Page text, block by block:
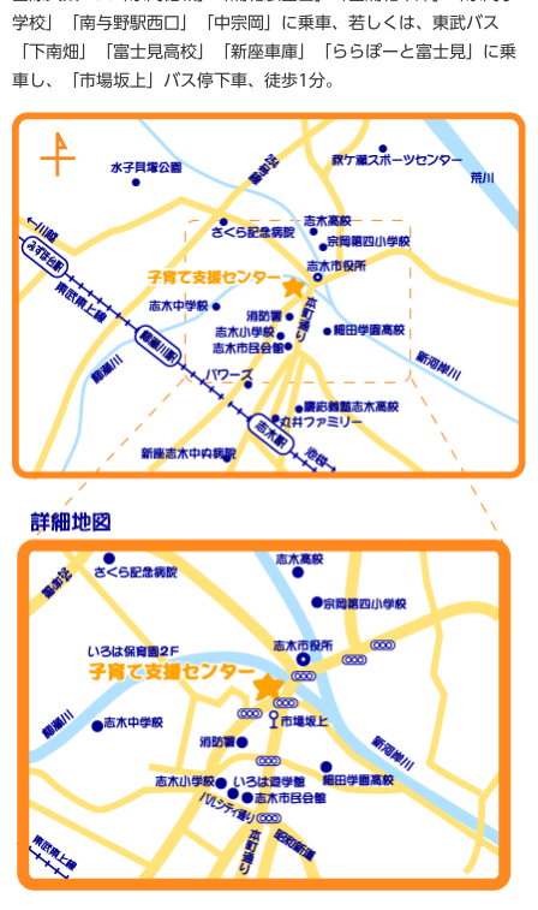
学校」「南与野駅西口」「中宗岡」に乗車、若しくは、東武バス
「下南畑」「富士見高校」「新座車庫」「ららぽーと富士見」に乗
車し、「市場坂上」バス停下車、徒歩1分。